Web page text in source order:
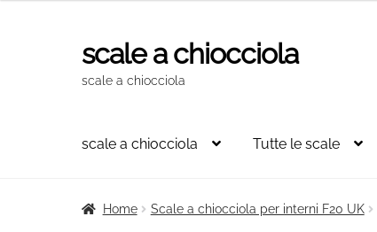
Vai
alla
Vai
al
scale a chiocciola
scale a chiocciola
scale a chiocciola Tutte le scale
Home Scale a chiocciola per interni F20 UK
2.844,00€.1.920,00€.